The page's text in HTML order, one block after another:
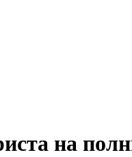
на